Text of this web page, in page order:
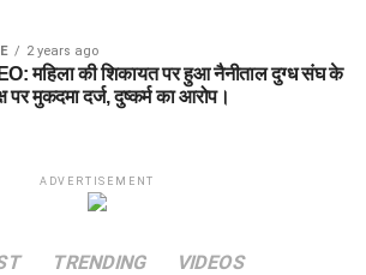
2 years ago
महिला की शिकायत पर हुआ नैनीताल दुग्ध संघ के
पर मुकदमा दर्ज, दुष्कर्म का आरोप।
ADVERTISEMENT
TRENDING VIDEOS